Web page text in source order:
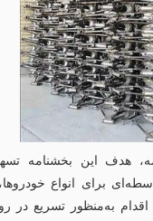
هدف این بخشنامه
برای انواع
به‌منظور تسریع در